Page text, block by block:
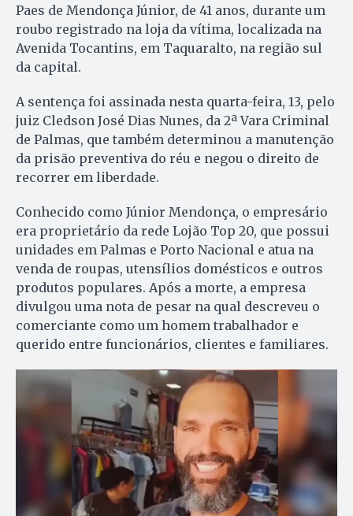
Paes de Mendonça Júnior, de 41 anos, durante um
roubo registrado na loja da vítima, localizada na
Avenida Tocantins, em Taquaralto, na região sul
da capital.
A sentença foi assinada nesta quarta-feira, 13, pelo
juiz Cledson José Dias Nunes, da 2ª Vara Criminal
de Palmas, que também determinou a manutenção
da prisão preventiva do réu e negou o direito de
recorrer em liberdade.
Conhecido como Júnior Mendonça, o empresário
era proprietário da rede Lojão Top 20, que possui
unidades em Palmas e Porto Nacional e atua na
venda de roupas, utensílios domésticos e outros
produtos populares. Após a morte, a empresa
divulgou uma nota de pesar na qual descreveu o
comerciante como um homem trabalhador e
querido entre funcionários, clientes e familiares.